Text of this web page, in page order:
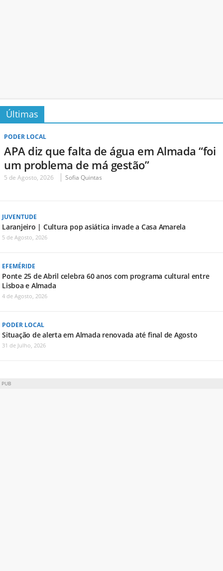
Últimas
PODER LOCAL
APA diz que falta de água em Almada “foi
um problema de má gestão”
5 de Agosto, 2026 Sofia Quintas
JUVENTUDE
Laranjeiro | Cultura pop asiática invade a Casa Amarela
5 de Agosto, 2026
EFEMÉRIDE
Ponte 25 de Abril celebra 60 anos com programa cultural entre
Lisboa e Almada
4 de Agosto, 2026
PODER LOCAL
Situação de alerta em Almada renovada até final de Agosto
31 de Julho, 2026
PUB